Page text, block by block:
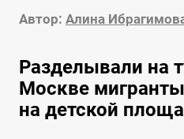
Автор: Алина
Разделывали на
Москве
на детской